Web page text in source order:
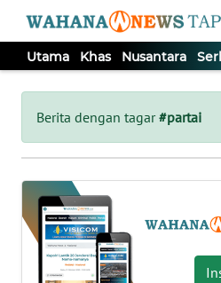
Utama Khas Nusantara
Berita dengan tagar#partai
Tutup
UTAMA
KHAS
NUSANTARA